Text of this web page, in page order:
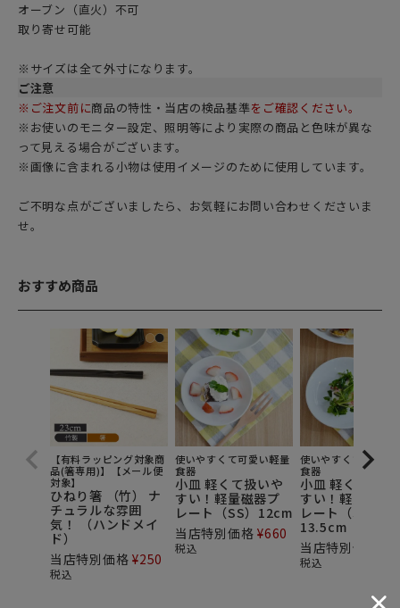
オーブン（直火）不可
取り寄せ可能
※サイズは全て外寸になります。
ご注意
※ご注文前に商品の特性・当店の検品基準をご確認ください。
※お使いのモニター設定、照明等により実際の商品と色味が異な
って見える場合がございます。
※画像に含まれる小物は使用イメージのために使用しています。
ご不明な点がございましたら、お気軽にお問い合わせくださいま
せ。
おすすめ商品
【有料ラッピング対象商
品(箸専用)】【メール便
対象】
ひねり箸 （竹） ナ
チュラルな雰囲
気！ （ハンドメイ
ド）
当店特別価格 ¥250
税込
使いやすくて可愛い軽量
食器
小皿 軽くて扱いや
すい！軽量磁器プ
レート（SS）12cm
当店特別価格 ¥660
税込
使いやすくて可愛い
食器
小皿 軽くて扱い
すい！軽量磁器
レート（S）
13.5cm
当店特別価格
税込